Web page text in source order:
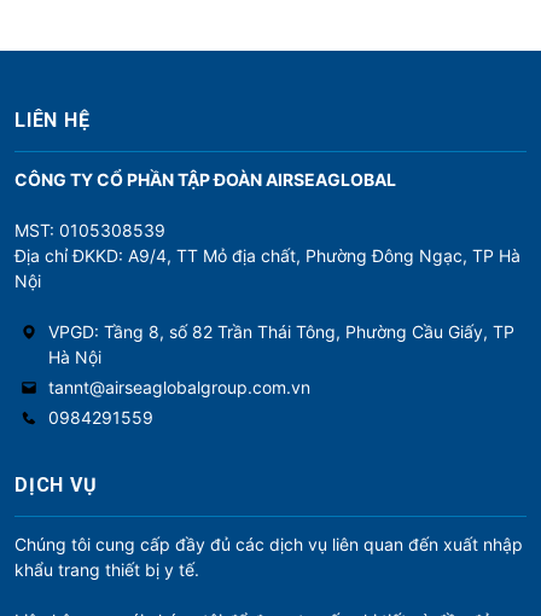
LIÊN HỆ
CÔNG TY CỔ PHẦN TẬP ĐOÀN AIRSEAGLOBAL
MST: 0105308539
Địa chỉ ĐKKD: A9/4, TT Mỏ địa chất, Phường Đông Ngạc, TP Hà
Nội
VPGD: Tầng 8, số 82 Trần Thái Tông, Phường Cầu Giấy, TP
Hà Nội
tannt@airseaglobalgroup.com.vn
0984291559
DỊCH VỤ
Chúng tôi cung cấp đầy đủ các dịch vụ liên quan đến xuất nhập
khẩu trang thiết bị y tế.